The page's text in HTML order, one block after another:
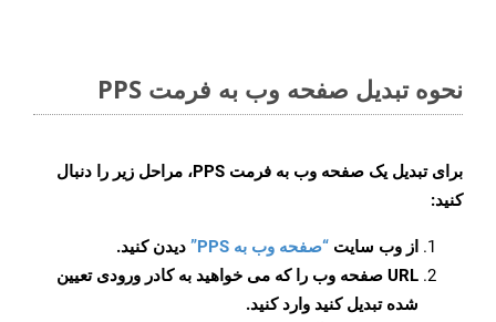
نحوه تبدیل صفحه وب به فرمت PPS
برای تبدیل یک صفحه وب به فرمت PPS، مراحل زیر را دنبال
کنید:
از وب سایت “صفحه وب به PPS”
دیدن کنید.
URL صفحه وب را که می خواهید به کادر ورودی تعیین
شده تبدیل کنید وارد کنید.